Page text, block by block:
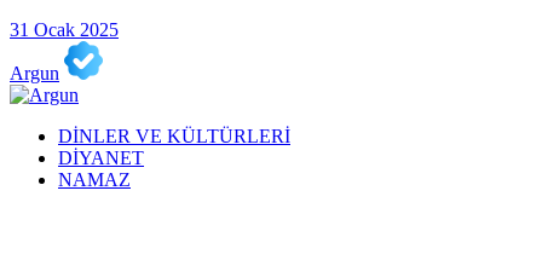
31 Ocak 2025
Argun
DİNLER VE KÜLTÜRLERİ
DİYANET
NAMAZ